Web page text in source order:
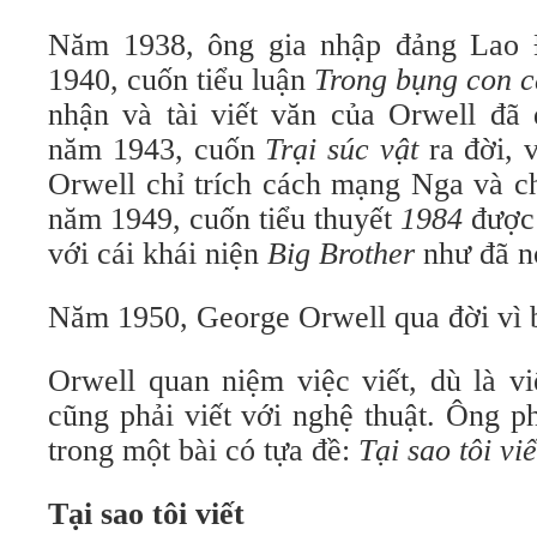
Năm 1938, ông gia nhập đảng
1940, cuốn tiểu luận Trong bụng con
nhận và tài viết văn của Orwell đã
năm 1943, cuốn Trại súc vậtra đời,
Orwell chỉ trích cách mạng Nga và
năm 1949, cuốn tiểu thuyết 1984
với cái khái niện Big Brother như đã
Năm 1950, George Orwell qua đời vì
Orwell quan niệm việc viết, dù là
cũng phải viết với nghệ thuật. Ông
trong một bài có tựa đề: Tại sao tôi
Tại sao tôi viết